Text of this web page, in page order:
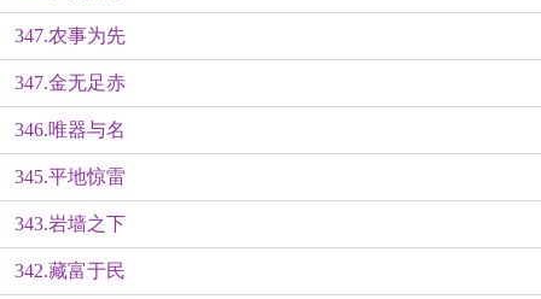
347.农事为先
347.金无足赤
346.唯器与名
345.平地惊雷
343.岩墙之下
342.藏富于民